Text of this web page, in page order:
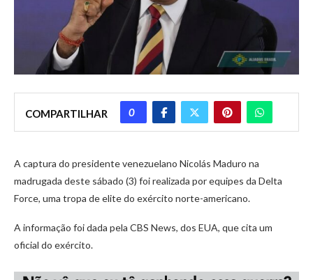
COMPARTILHAR 0
A captura do presidente venezuelano Nicolás Maduro na
madrugada deste sábado (3) foi realizada por equipes da Delta
Force, uma tropa de elite do exército norte-americano.
A informação foi dada pela CBS News, dos EUA, que cita um
oficial do exército.